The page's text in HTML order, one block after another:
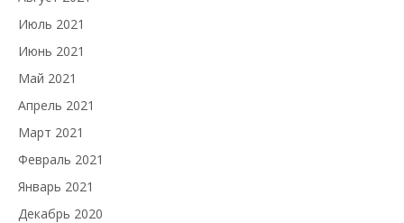
Июль 2021
Июнь 2021
Май 2021
Апрель 2021
Март 2021
Февраль 2021
Январь 2021
Декабрь 2020